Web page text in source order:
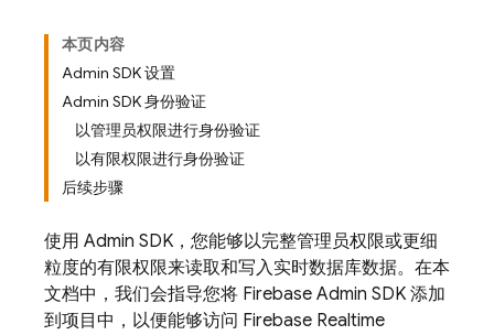
本页内容
Admin SDK 设置
Admin SDK 身份验证
以管理员权限进行身份验证
以有限权限进行身份验证
后续步骤
使用 Admin SDK，您能够以完整管理员权限或更细
粒度的有限权限来读取和写入实时数据库数据。在本
文档中，我们会指导您将 Firebase Admin SDK 添加
到项目中，以便能够访问 Firebase Realtime